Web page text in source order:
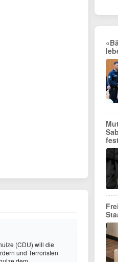
(CDU) will die
und Terroristen